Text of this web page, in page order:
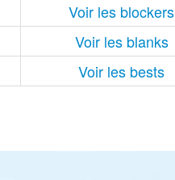
Voir les blockers
Voir les blanks
Voir les bests